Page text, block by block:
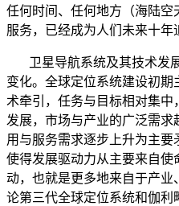
任何时间、任何地方（海陆空
服务，已经成为人们未来十年
卫星导航系统及其技术发
变化。全球定位系统建设初
术牵引，任务与目标相对集
发展，市场与产业的广泛需
用与服务需求逐步上升为主
使得发展驱动力从主要来自
动，也就是更多地来自于产
论第三代全球定位系统和伽利